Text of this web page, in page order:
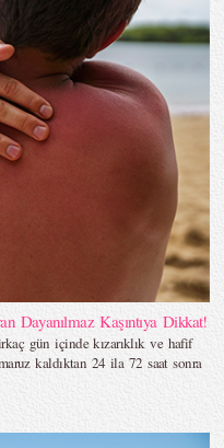
Dayanılmaz Kaşıntıya Dikkat!
gün içinde kızarıklık ve hafif
kaldıktan 24 ila 72 saat sonra